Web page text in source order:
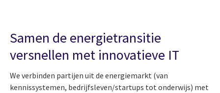
Samen de energietransitie
versnellen met innovatieve IT
We verbinden partijen uit de energiemarkt (van
kennissystemen, bedrijfsleven/startups tot onderwijs) met